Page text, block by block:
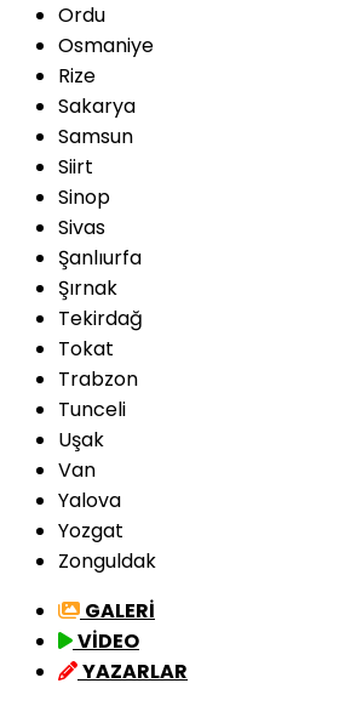
Ordu
Osmaniye
Rize
Sakarya
Samsun
Siirt
Sinop
Sivas
Şanlıurfa
Şırnak
Tekirdağ
Tokat
Trabzon
Tunceli
Uşak
Van
Yalova
Yozgat
Zonguldak
GALERİ
VİDEO
YAZARLAR